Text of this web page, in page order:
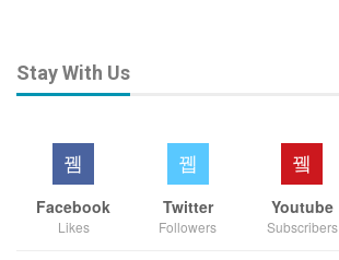
Stay With Us
Facebook
Likes
Twitter
Followers
Youtube
Subscribers